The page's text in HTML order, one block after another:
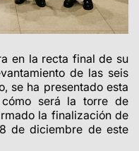
en la recta final de su
de las seis
se ha presentado esta
será la torre de
la finalización de
de diciembre de este